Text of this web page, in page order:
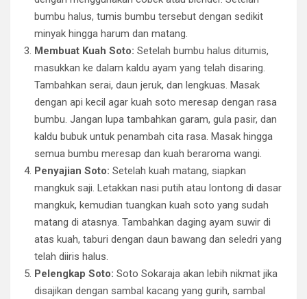
bumbu halus, tumis bumbu tersebut dengan sedikit
minyak hingga harum dan matang.
Membuat Kuah Soto: Setelah bumbu halus ditumis,
masukkan ke dalam kaldu ayam yang telah disaring.
Tambahkan serai, daun jeruk, dan lengkuas. Masak
dengan api kecil agar kuah soto meresap dengan rasa
bumbu. Jangan lupa tambahkan garam, gula pasir, dan
kaldu bubuk untuk penambah cita rasa. Masak hingga
semua bumbu meresap dan kuah beraroma wangi.
Penyajian Soto: Setelah kuah matang, siapkan
mangkuk saji. Letakkan nasi putih atau lontong di dasar
mangkuk, kemudian tuangkan kuah soto yang sudah
matang di atasnya. Tambahkan daging ayam suwir di
atas kuah, taburi dengan daun bawang dan seledri yang
telah diiris halus.
Pelengkap Soto: Soto Sokaraja akan lebih nikmat jika
disajikan dengan sambal kacang yang gurih, sambal